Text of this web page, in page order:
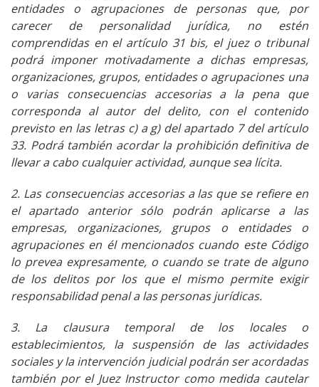
entidades o agrupaciones de personas que, por
carecer de personalidad jurídica, no estén
comprendidas en el artículo 31 bis, el juez o tribunal
podrá imponer motivadamente a dichas empresas,
organizaciones, grupos, entidades o agrupaciones una
o varias consecuencias accesorias a la pena que
corresponda al autor del delito, con el contenido
previsto en las letras c) a g) del apartado 7 del artículo
33. Podrá también acordar la prohibición definitiva de
llevar a cabo cualquier actividad, aunque sea lícita.
2. Las consecuencias accesorias a las que se refiere en
el apartado anterior sólo podrán aplicarse a las
empresas, organizaciones, grupos o entidades o
agrupaciones en él mencionados cuando este Código
lo prevea expresamente, o cuando se trate de alguno
de los delitos por los que el mismo permite exigir
responsabilidad penal a las personas jurídicas.
3. La clausura temporal de los locales o
establecimientos, la suspensión de las actividades
sociales y la intervención judicial podrán ser acordadas
también por el Juez Instructor como medida cautelar